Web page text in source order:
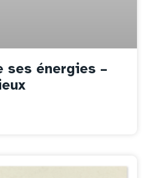
ses énergies –